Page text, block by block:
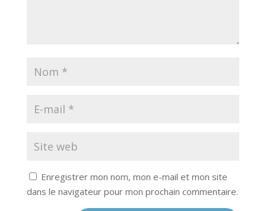
Enregistrer mon nom, mon e-mail et mon site
dans le navigateur pour mon prochain commentaire.